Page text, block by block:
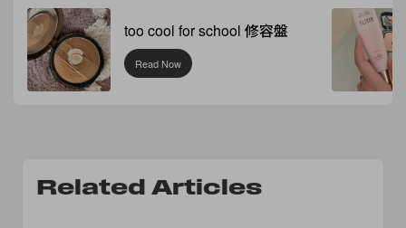
too cool for school 修容盤
Read Now
Related Articles